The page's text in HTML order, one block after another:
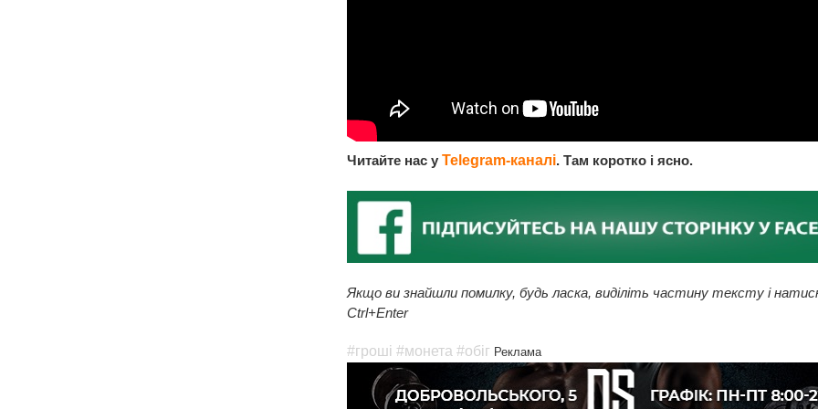
Читайте нас у Telegram-каналі. Там коротко і ясно.
Якщо ви знайшли помилку, будь ласка, виділіть частину тексту і
Ctrl+Enter
#гроші #монета #обіг Реклама